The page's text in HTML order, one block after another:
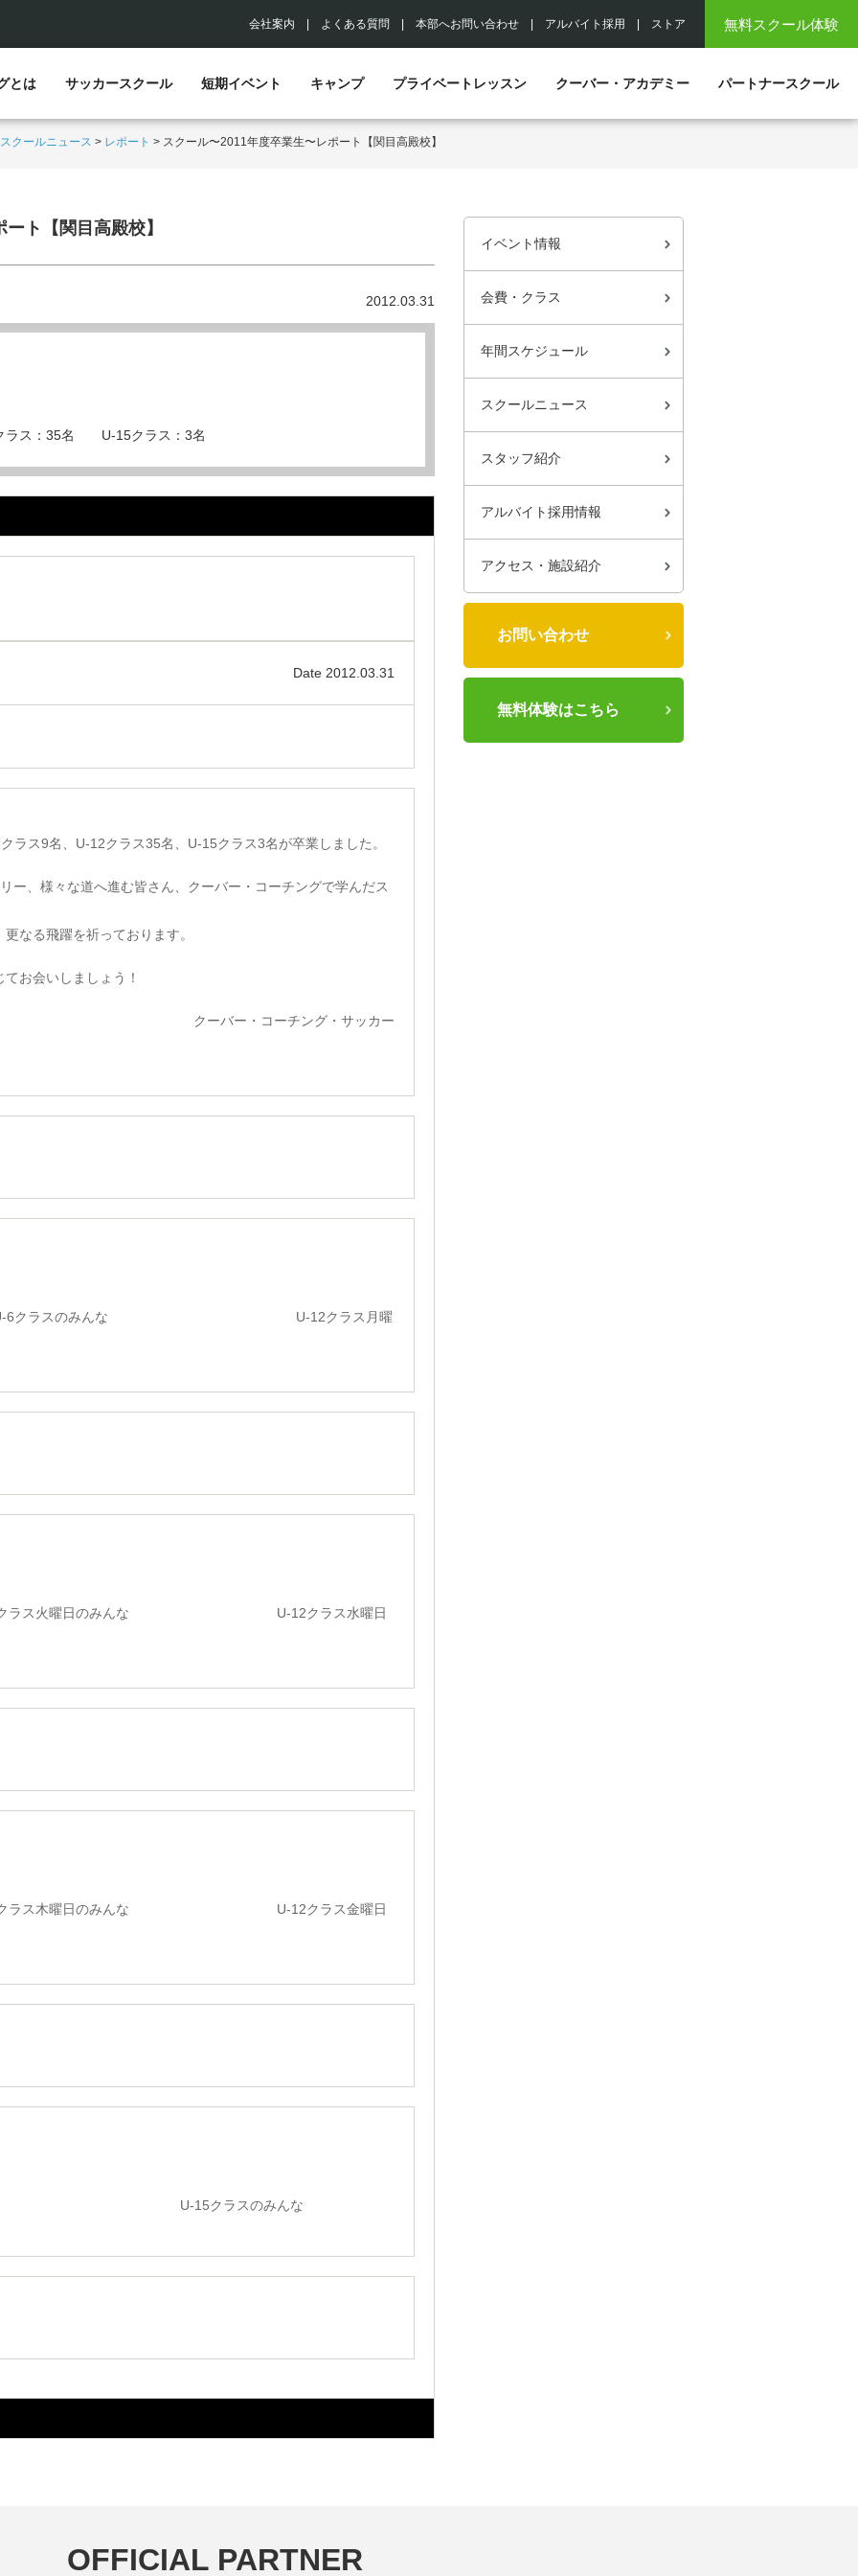
無料スクール体験
会社案内 よくある質問 本部へお問い合わせ アルバイト採用 ストア
とは サッカースクール 短期イベント キャンプ プライベートレッスン クーバー・アカデミー パートナースクール
スクールニュース > レポート > スクール〜2011年度卒業生〜レポート【関目高殿校】
ト【関目高殿校】
2012.03.31
ス：35名 U-15クラス：3名
Date 2012.03.31
ラス9名、U-12クラス35名、U-15クラス3名が卒業しました。
ー、様々な道へ進む皆さん、クーバー・コーチングで学んだス
なる飛躍を祈っております。
お会いしましょう！
・コーチング・サッカー
のみんな U-12クラス月曜
曜日のみんな U-12クラス水曜日
曜日のみんな U-12クラス金曜日
ラスのみんな
イベント情報
会費・クラス
年間スケジュール
スクールニュース
スタッフ紹介
アルバイト採用情報
アクセス・施設紹介
お問い合わせ
無料体験はこちら
OFFICIAL PARTNER